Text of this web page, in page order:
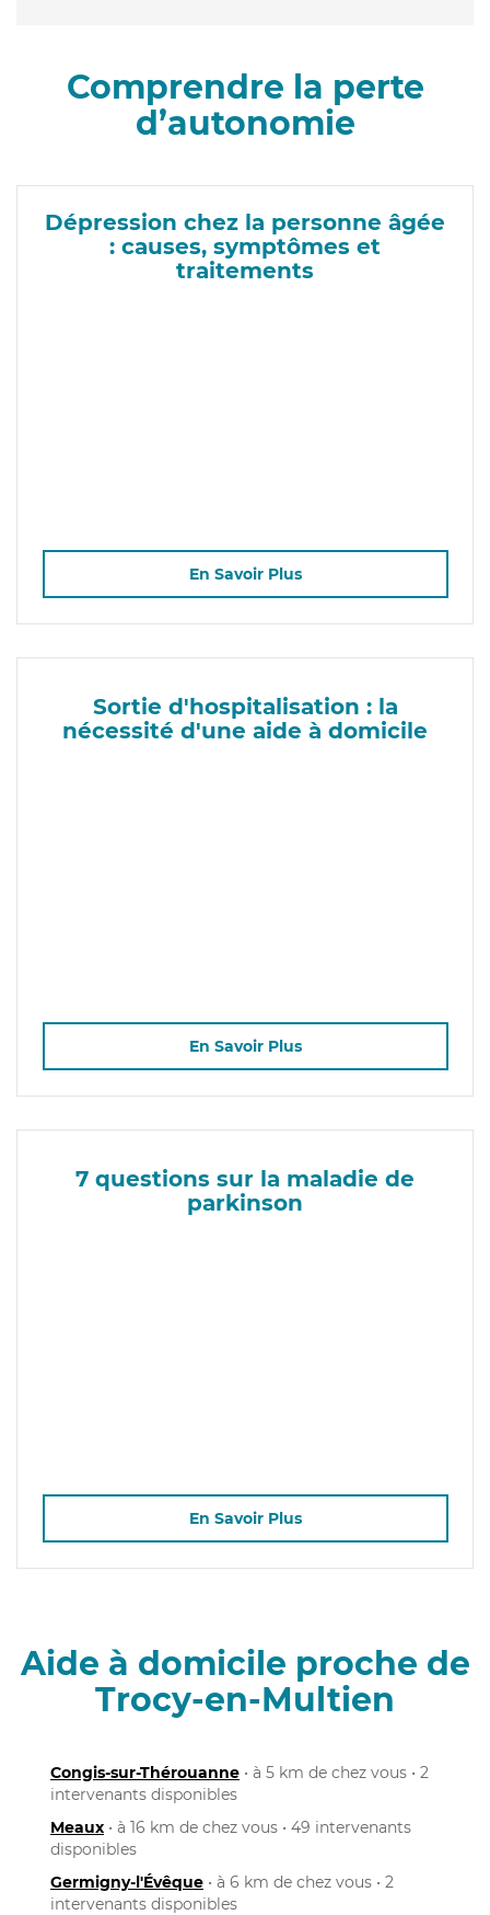
Comprendre la perte
d’autonomie
Dépression chez la personne âgée
: causes, symptômes et
traitements
En Savoir Plus
Sortie d'hospitalisation : la
nécessité d'une aide à domicile
En Savoir Plus
7 questions sur la maladie de
parkinson
En Savoir Plus
Aide à domicile proche de
Trocy-en-Multien
Congis-sur-Thérouanne • à 5 km de chez vous • 2
intervenants disponibles
Meaux • à 16 km de chez vous • 49 intervenants
disponibles
Germigny-l'Évêque • à 6 km de chez vous • 2
intervenants disponibles